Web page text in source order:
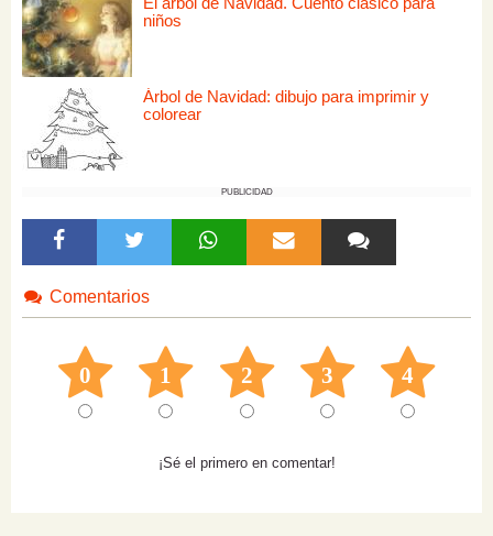
niños
Árbol de Navidad: dibujo para imprimir y
colorear
PUBLICIDAD
Comentarios
0 1 2 3 4
¡Sé el primero en comentar!